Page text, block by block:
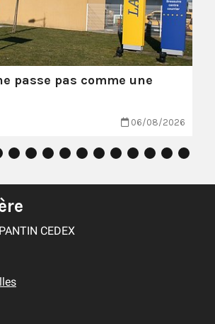
passe pas comme une
06/08/2026
CEDEX